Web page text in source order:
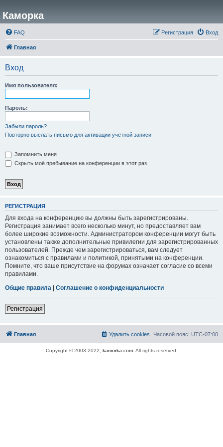
Каморка
FAQ Вход
Регистрация
Главная
Вход
Имя пользователя:
Пароль:
Забыли пароль?
Повторно выслать письмо для активации учётной записи
Запомнить меня
Скрыть моё пребывание на конференции в этот раз
РЕГИСТРАЦИЯ
Для входа на конференцию вы должны быть зарегистрированы.
Регистрация занимает всего несколько минут, но предоставляет вам
более широкие возможности. Администратором конференции могут быть
установлены также дополнительные привилегии для зарегистрированных
пользователей. Прежде чем зарегистрироваться, вам следует
ознакомиться с правилами и политикой, принятыми на конференции.
Помните, что ваше присутствие на форумах означает согласие со всеми
правилами.
Общие правила | Соглашение о конфиденциальности
Регистрация
Главная Часовой пояс: UTC-07:00
Удалить cookies
Copyright © 2003-2022, kamorka.com. All rights reserved.